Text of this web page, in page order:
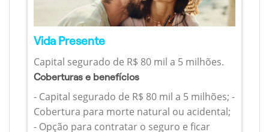
Vida Presente
Capital segurado de R$ 80 mil a 5 milhões.
Coberturas e benefícios
- Capital segurado de R$ 80 mil a 5 milhões; -
Cobertura para morte natural ou acidental;
- Opção para contratar o seguro e ficar